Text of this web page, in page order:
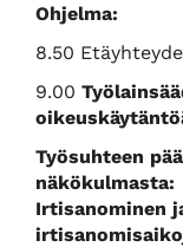
Ohjelma:
8.50
9.00
Työsuhteen
näkökulmasta:
Irtisanominen